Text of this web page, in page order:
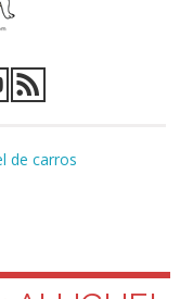
de carros